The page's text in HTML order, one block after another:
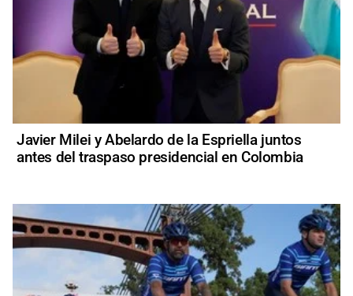
Javier Milei y Abelardo de la Espriella juntos
antes del traspaso presidencial en Colombia